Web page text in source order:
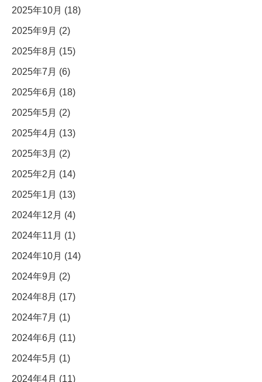
2025年10月 (18)
2025年9月 (2)
2025年8月 (15)
2025年7月 (6)
2025年6月 (18)
2025年5月 (2)
2025年4月 (13)
2025年3月 (2)
2025年2月 (14)
2025年1月 (13)
2024年12月 (4)
2024年11月 (1)
2024年10月 (14)
2024年9月 (2)
2024年8月 (17)
2024年7月 (1)
2024年6月 (11)
2024年5月 (1)
2024年4月 (11)